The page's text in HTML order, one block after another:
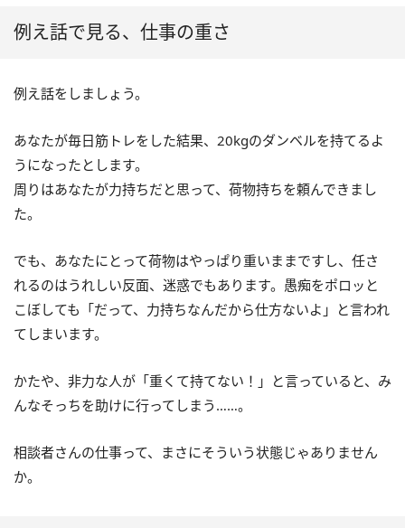
例え話で見る、仕事の重さ
例え話をしましょう。
あなたが毎日筋トレをした結果、20kgのダンベルを持てるよ
うになったとします。
周りはあなたが力持ちだと思って、荷物持ちを頼んできまし
た。
でも、あなたにとって荷物はやっぱり重いままですし、任さ
れるのはうれしい反面、迷惑でもあります。愚痴をポロッと
こぼしても「だって、力持ちなんだから仕方ないよ」と言われ
てしまいます。
かたや、非力な人が「重くて持てない！」と言っていると、み
んなそっちを助けに行ってしまう……。
相談者さんの仕事って、まさにそういう状態じゃありません
か。